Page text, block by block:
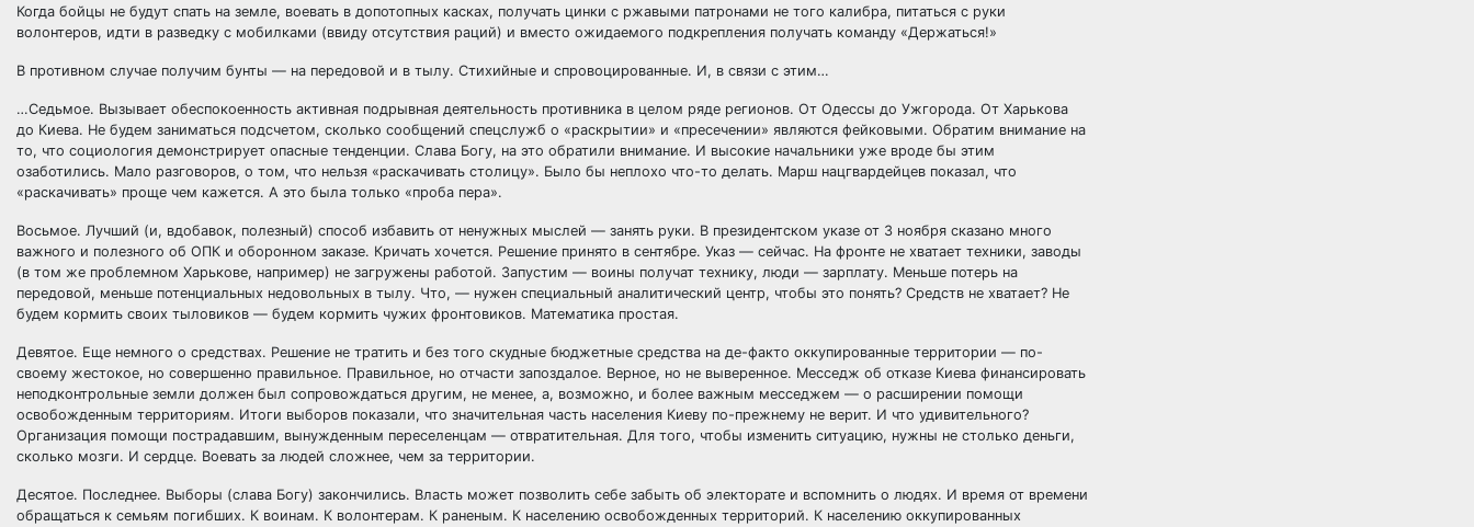
Когда бойцы не будут спать на земле, воевать в допотопных касках, получать цинки с ржавыми патронами не того калибра, питаться с руки
волонтеров, идти в разведку с мобилками (ввиду отсутствия раций) и вместо ожидаемого подкрепления получать команду «Держаться!»
В противном случае получим бунты — на передовой и в тылу. Стихийные и спровоцированные. И, в связи с этим…
…Седьмое. Вызывает обеспокоенность активная подрывная деятельность противника в целом ряде регионов. От Одессы до Ужгорода. От Харькова
до Киева. Не будем заниматься подсчетом, сколько сообщений спецслужб о «раскрытии» и «пресечении» являются фейковыми. Обратим внимание на
то, что социология демонстрирует опасные тенденции. Слава Богу, на это обратили внимание. И высокие начальники уже вроде бы этим
озаботились. Мало разговоров, о том, что нельзя «раскачивать столицу». Было бы неплохо что-то делать. Марш нацгвардейцев показал, что
«раскачивать» проще чем кажется. А это была только «проба пера».
Восьмое. Лучший (и, вдобавок, полезный) способ избавить от ненужных мыслей — занять руки. В президентском указе от 3 ноября сказано много
важного и полезного об ОПК и оборонном заказе. Кричать хочется. Решение принято в сентябре. Указ — сейчас. На фронте не хватает техники, заводы
(в том же проблемном Харькове, например) не загружены работой. Запустим — воины получат технику, люди — зарплату. Меньше потерь на
передовой, меньше потенциальных недовольных в тылу. Что, — нужен специальный аналитический центр, чтобы это понять? Средств не хватает? Не
будем кормить своих тыловиков — будем кормить чужих фронтовиков. Математика простая.
Девятое. Еще немного о средствах. Решение не тратить и без того скудные бюджетные средства на де-факто оккупированные территории — по-
своему жестокое, но совершенно правильное. Правильное, но отчасти запоздалое. Верное, но не выверенное. Месседж об отказе Киева финансировать
неподконтрольные земли должен был сопровождаться другим, не менее, а, возможно, и более важным месседжем — о расширении помощи
освобожденным территориям. Итоги выборов показали, что значительная часть населения Киеву по-прежнему не верит. И что удивительного?
Организация помощи пострадавшим, вынужденным переселенцам — отвратительная. Для того, чтобы изменить ситуацию, нужны не столько деньги,
сколько мозги. И сердце. Воевать за людей сложнее, чем за территории.
Десятое. Последнее. Выборы (слава Богу) закончились. Власть может позволить себе забыть об электорате и вспомнить о людях. И время от времени
обращаться к семьям погибших. К воинам. К волонтерам. К раненым. К населению освобожденных территорий. К населению оккупированных